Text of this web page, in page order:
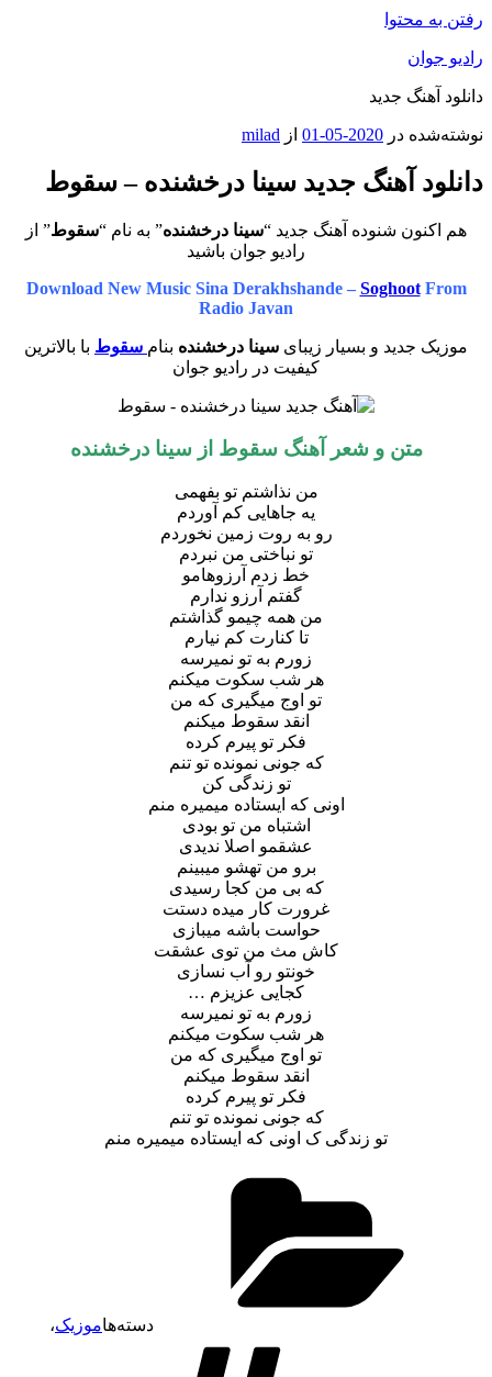
رفتن به محتوا
رادیو جوان
دانلود آهنگ جدید
نوشته‌شده در 2020-05-01 از milad
دانلود آهنگ جدید سینا درخشنده – سقوط
هم اکنون شنوده آهنگ جدید “سینا درخشنده” به نام “سقوط” از
رادیو جوان باشید
Download New Music Sina Derakhshande – SoghootFrom
Radio Javan
موزیک جدید و بسیار زیبای سینا درخشنده بنام سقوط با بالاترین
کیفیت در رادیو جوان
متن و شعر آهنگ سقوط از سینا درخشنده
من نذاشتم تو بفهمی
یه جاهایی کم آوردم
رو به روت زمین نخوردم
تو نباختی من نبردم
خط زدم آرزوهامو
گفتم آرزو ندارم
من همه چیمو گذاشتم
تا کنارت کم نیارم
زورم به تو نمیرسه
هر شب سکوت میکنم
تو اوج میگیری که من
انقد سقوط میکنم
فکر تو پیرم کرده
که جونی نمونده تو تنم
تو زندگی کن
اونی که ایستاده میمیره منم
اشتباه من تو بودی
عشقمو اصلا ندیدی
برو من تهشو میبینم
که بی من کجا رسیدی
غرورت کار میده دستت
حواست باشه میبازی
کاش مث من توی عشقت
خونتو رو آب نسازی
کجایی عزیزم …
زورم به تو نمیرسه
هر شب سکوت میکنم
تو اوج میگیری که من
انقد سقوط میکنم
فکر تو پیرم کرده
که جونی نمونده تو تنم
تو زندگی ک اونی که ایستاده میمیره منم
دسته‌هاموزیک،